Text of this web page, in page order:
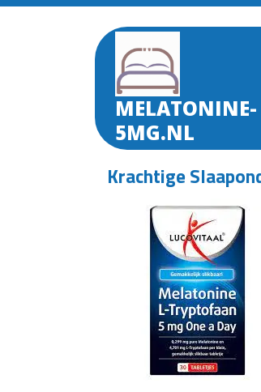
Skip
MELATONINE-
5MG.NL
Krachtige